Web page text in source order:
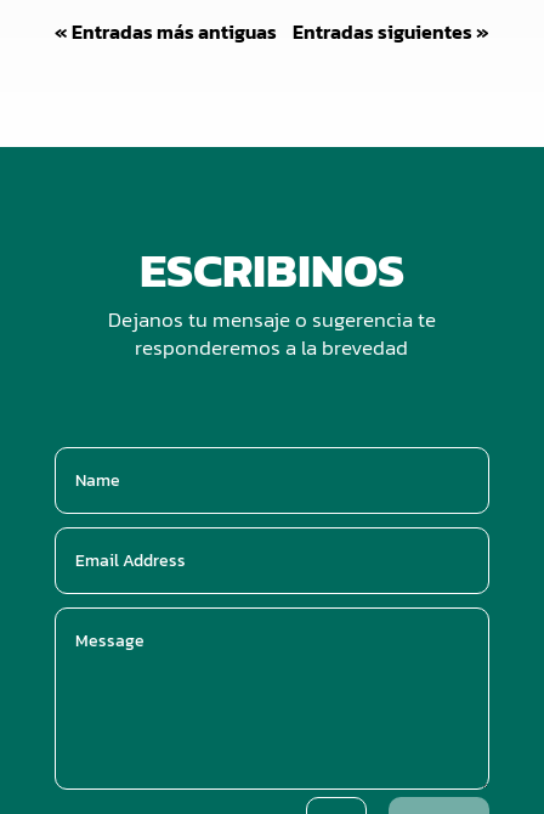
« Entradas más antiguas Entradas siguientes »
ESCRIBINOS
Dejanos tu mensaje o sugerencia te
responderemos a la brevedad